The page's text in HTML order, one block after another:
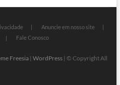
Anuncie em nosso site
Fale Conosco
Freesia| WordPress| © Copyright All